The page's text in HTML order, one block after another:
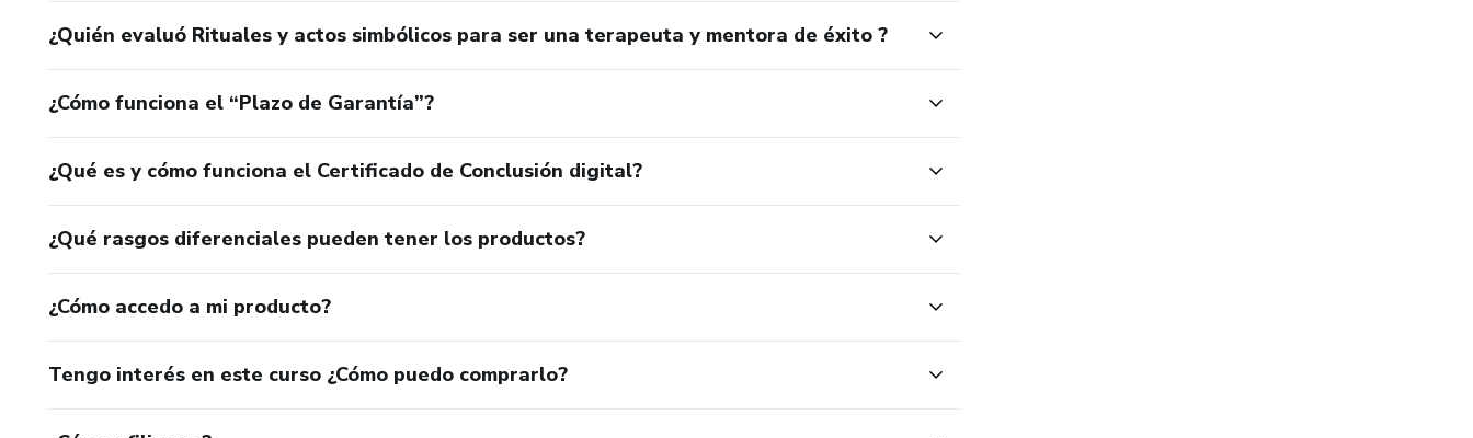
¿Quién evaluó Rituales y actos simbólicos para ser una terapeuta y mentora de éxito ?
¿Cómo funciona el “Plazo de Garantía”?
¿Qué es y cómo funciona el Certificado de Conclusión digital?
¿Qué rasgos diferenciales pueden tener los productos?
¿Cómo accedo a mi producto?
Tengo interés en este curso ¿Cómo puedo comprarlo?